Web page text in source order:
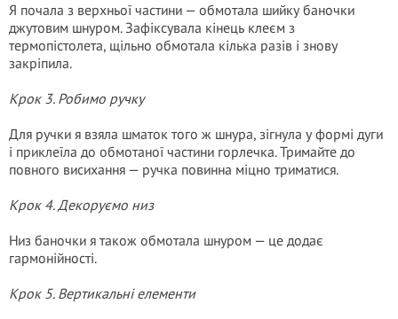
Я почала з верхньої частини — обмотала шийку баночки
джутовим шнуром. Зафіксувала кінець клеєм з
термопістолета, щільно обмотала кілька разів і знову
закріпила.
Крок 3. Робимо ручку
Для ручки я взяла шматок того ж шнура, зігнула у формі дуги
і приклеїла до обмотаної частини горлечка. Тримайте до
повного висихання — ручка повинна міцно триматися.
Крок 4. Декоруємо низ
Низ баночки я також обмотала шнуром — це додає
гармонійності.
Крок 5. Вертикальні елементи